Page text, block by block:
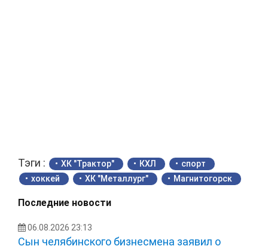
Тэги : ХК "Трактор" КХЛ
спорт
хоккей
ХК "Металлург" Магнитогорск
Последние новости
06.08.2026 23:13
Сын челябинского бизнесмена заявил о